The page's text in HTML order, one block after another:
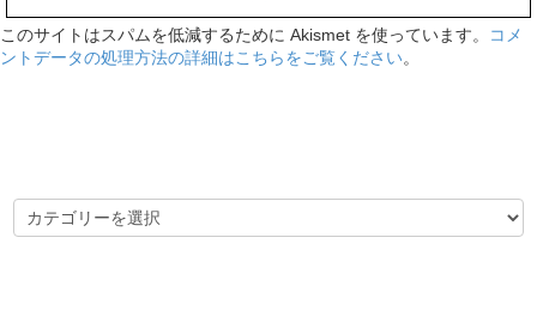
このサイトはスパムを低減するために Akismet を使っています。
コメ
ントデータの処理方法の詳細はこちらをご覧ください。
カテゴリー